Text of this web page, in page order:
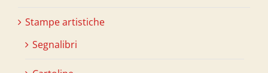
Stampe artistiche
Segnalibri